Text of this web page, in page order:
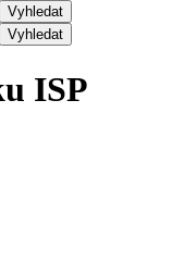
Vyhledat
Vyhledat
ISP